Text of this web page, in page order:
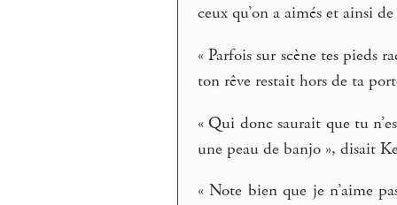
ceux qu’on a aimés et ainsi
« Parfois sur scène tes pieds
ton rêve restait hors de ta
« Qui donc saurait que tu
une peau de banjo », disait
« Note bien que je n’aime